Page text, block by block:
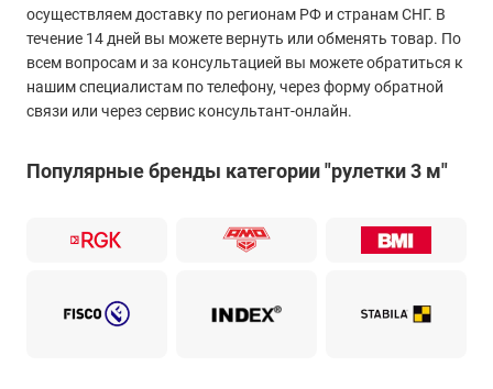
осуществляем доставку по регионам РФ и странам СНГ. В
течение 14 дней вы можете вернуть или обменять товар. По
всем вопросам и за консультацией вы можете обратиться к
нашим специалистам по телефону, через форму обратной
связи или через сервис консультант-онлайн.
Популярные бренды категории "рулетки 3 м"